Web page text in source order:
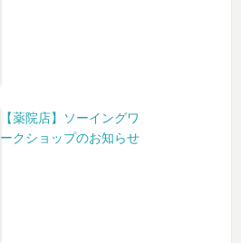
【薬院店】ソーイングワ
ークショップのお知らせ